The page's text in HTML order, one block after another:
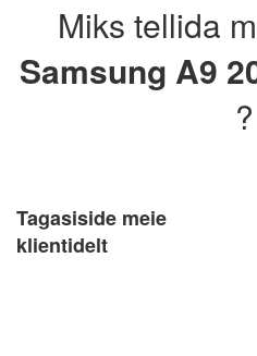
Miks tellida
Samsung A9
?
Tagasiside meie
klientidelt